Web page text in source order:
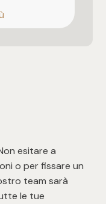
esitare a
o per fissare un
team sarà
le tue